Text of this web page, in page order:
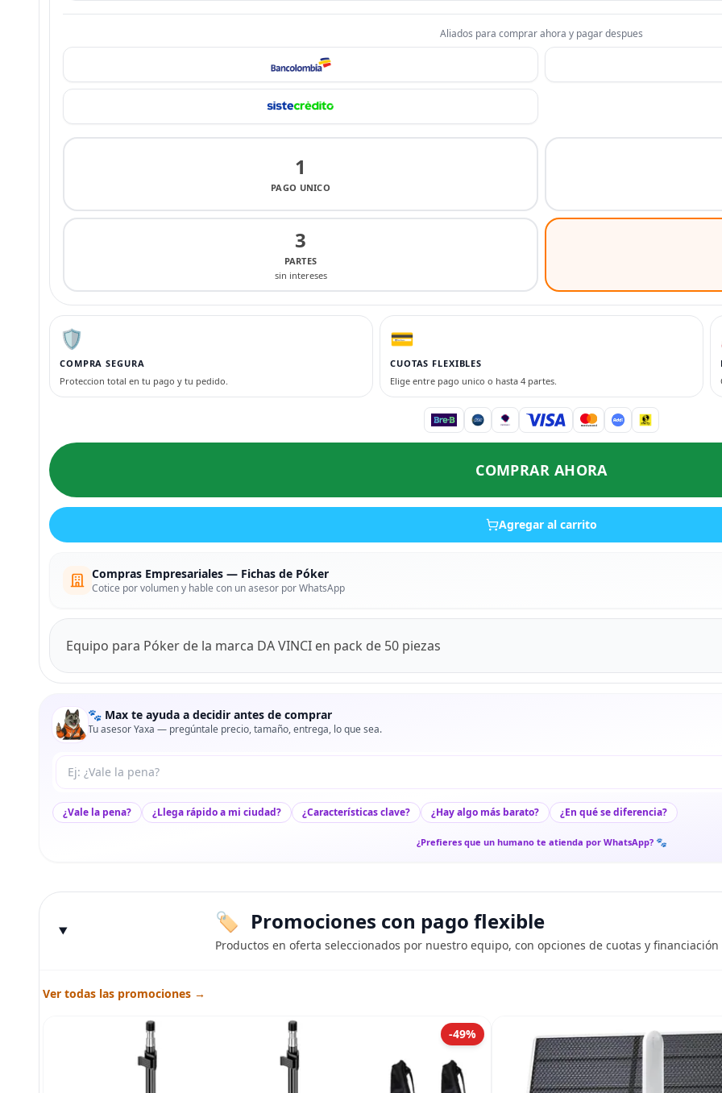
Aliados para comprar ahora y pagar despues
1
PAGO UNICO
3
PARTES
sin intereses
🛡️
COMPRA SEGURA
Proteccion total en tu pago y tu pedido.
💳
CUOTAS FLEXIBLES
Elige entre pago unico o hasta 4 partes.
COMPRAR AHORA
Agregar al carrito
Compras Empresariales — Fichas de Póker
Cotice por volumen y hable con un asesor por WhatsApp
Equipo para Póker de la marca DA VINCI en pack de 50 piezas
🐾 Max te ayuda a decidir antes de comprar
Tu asesor Yaxa — pregúntale precio, tamaño, entrega, lo que sea.
Tu pregunta a Max
¿Vale la pena? ¿Llega rápido a mi ciudad? ¿Características clave? ¿Hay algo más barato? ¿En qué se diferencia?
¿Prefieres que un humano te atienda por WhatsApp? 🐾
Promociones con pago flexible
Productos en oferta seleccionados por nuestro equipo, con opciones de cuotas y
Ver todas las promociones →
-49%